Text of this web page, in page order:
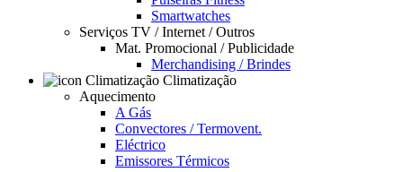
Smartwatches
Serviços TV / Internet / Outros
Mat. Promocional / Publicidade
Merchandising / Brindes
Climatização
Aquecimento
A Gás
Convectores / Termovent.
Eléctrico
Emissores Térmicos